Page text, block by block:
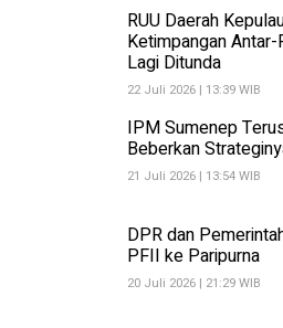
RUU Daerah
Ketimpangan
Lagi Ditunda
22 Juli 2026 | 13:39 WIB
IPM Sumenep
Beberkan
21 Juli 2026 | 13:54 WIB
DPR dan
PFII ke Paripurna
20 Juli 2026 | 21:29 WIB